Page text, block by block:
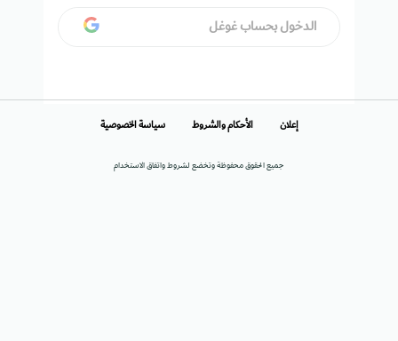
الدخول بحساب غوغل
جميع الحقوق محفوظة وتخضع لشروط واتفاق الاستخدام
إعلان الأحكام والشروط سياسة الخصوصية